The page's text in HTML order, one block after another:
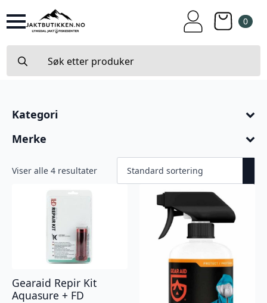
0
for:
Kategori
Merke
Viser alle 4 resultater
Gearaid Repir Kit
Aquasure + FD